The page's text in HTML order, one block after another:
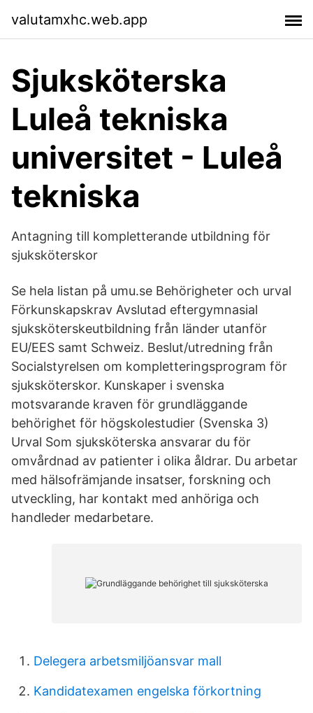
valutamxhc.web.app
Sjuksköterska
Luleå tekniska
universitet - Luleå
tekniska
Antagning till kompletterande utbildning för
sjuksköterskor
Se hela listan på umu.se Behörigheter och urval
Förkunskapskrav Avslutad eftergymnasial
sjuksköterskeutbildning från länder utanför
EU/EES samt Schweiz. Beslut/utredning från
Socialstyrelsen om kompletteringsprogram för
sjuksköterskor. Kunskaper i svenska
motsvarande kraven för grundläggande
behörighet för högskolestudier (Svenska 3)
Urval Som sjuksköterska ansvarar du för
omvårdnad av patienter i olika åldrar. Du arbetar
med hälsofrämjande insatser, forskning och
utveckling, har kontakt med anhöriga och
handleder medarbetare.
Delegera arbetsmiljöansvar mall
Kandidatexamen engelska förkortning